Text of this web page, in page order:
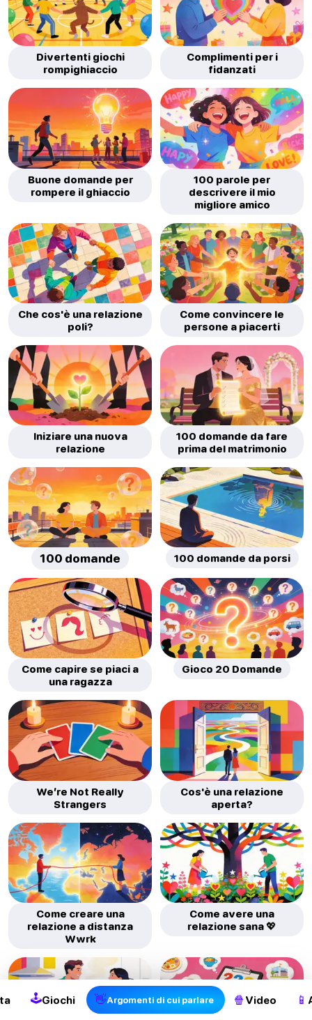
Divertenti giochi
rompighiaccio
Complimenti per i
fidanzati
Buone domande per
rompere il ghiaccio
100 parole per
descrivere il mio
migliore amico
Che cos'è una relazione
poli?
Come convincere le
persone a piacerti
Iniziare una nuova
relazione
100 domande da fare
prima del matrimonio
100 domande 100 domande da porsi
Come capire se piaci a
una ragazza
Gioco 20 Domande
We’re Not Really
Strangers
Cos'è una relazione
aperta?
Come creare una
relazione a distanza
Wwrk
Come avere una
relazione sana 💖
🕹Giochi 👋Argomenti di cui parlare 🍿 Video 📱